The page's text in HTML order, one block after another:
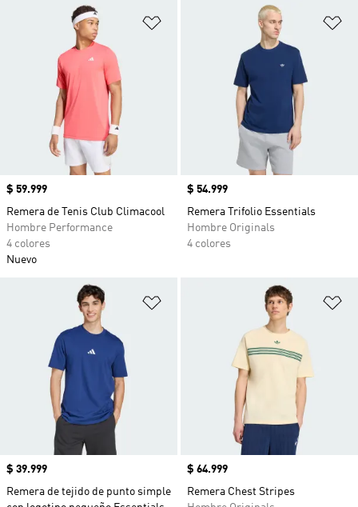
Añadir a la lista de deseos
Precio
$ 59.999
Remera de Tenis Club Climacool
Hombre Performance
4 colores
Nuevo
Precio
$ 54.999
Remera Trifolio Essentials
Hombre Originals
4 colores
Añadir a la lista de deseos
Precio
$ 39.999
Remera de tejido de punto simple
Precio
$ 64.999
Remera Chest Stripes